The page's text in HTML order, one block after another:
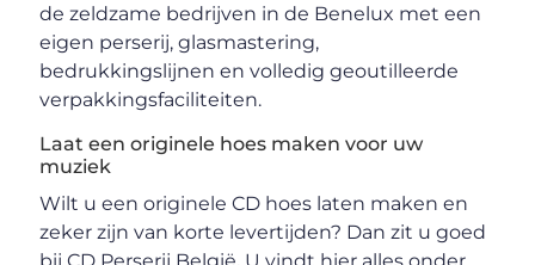
de zeldzame bedrijven in de Benelux met een
eigen perserij, glasmastering,
bedrukkingslijnen en volledig geoutilleerde
verpakkingsfaciliteiten.
Laat een originele hoes maken voor uw
muziek
Wilt u een originele CD hoes laten maken en
zeker zijn van korte levertijden? Dan zit u goed